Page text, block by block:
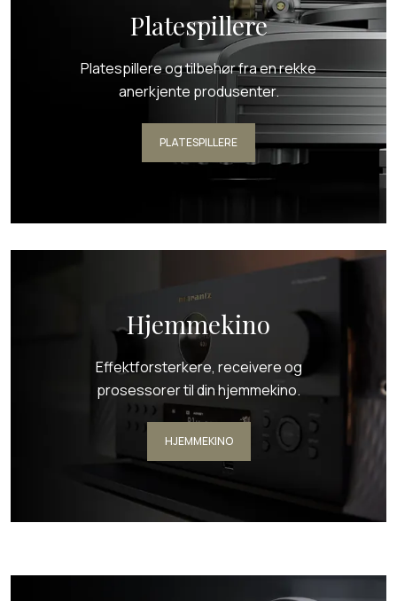
Platespillere
Platespillere og tilbehør fra en rekke
anerkjente produsenter.
PLATESPILLERE
Hjemmekino
Effektforsterkere, receivere og
prosessorer til din hjemmekino.
HJEMMEKINO